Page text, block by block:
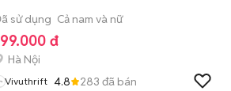
sử dụng Cả nam và nữ
đ
Hà Nội
Vivuthrift 4.8 283 đã bán